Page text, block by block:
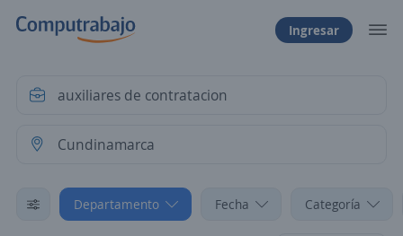
Ingresar
Departamento Fecha Categoría